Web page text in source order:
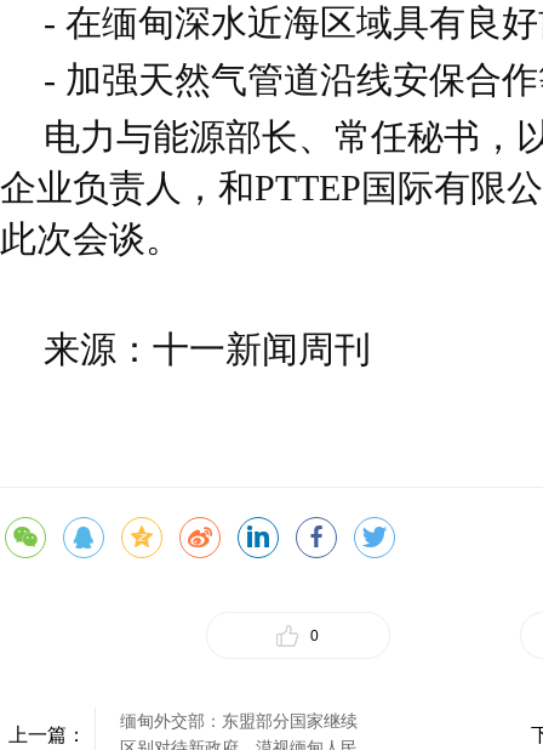
- 在缅甸深水近海区域具有良
- 加强天然气管道沿线安保合
电力与能源部长、常任秘书，
企业负责人，和PTTEP国际有限
此次会谈。
来源：十一新闻周刊
0
上一篇：
缅甸外交部：东盟部分国家继续